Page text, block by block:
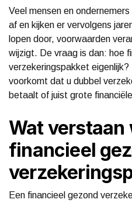
Veel mensen en
af en kijken er vervolgens
lopen door, voorwaarden
wijzigt. De vraag is dan: hoe
verzekeringspakket
voorkomt dat u dubbel
betaalt of juist grote
Wat verstaan
financieel
Een financieel gezond